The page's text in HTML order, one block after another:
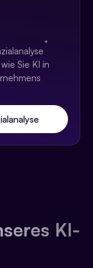
Sie KI in
KI-